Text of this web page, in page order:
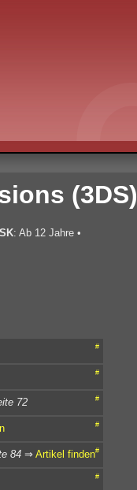
(3DS)
: Ab 12 Jahre •
#
#
#
72
#
#
84 ⇒ Artikel finden
#